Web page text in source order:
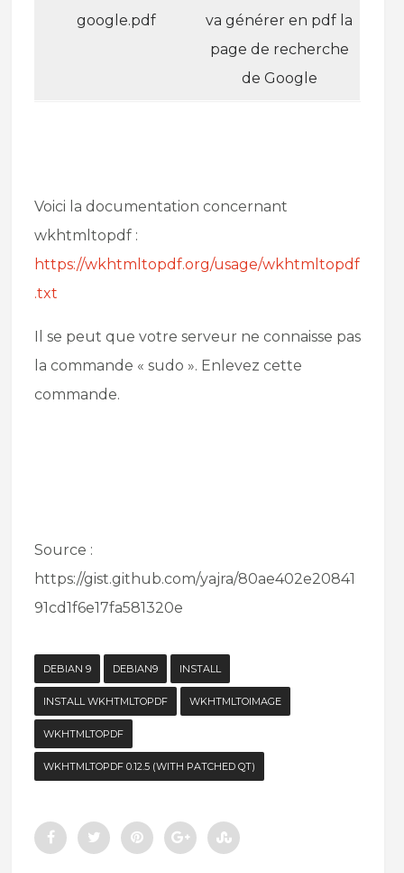
google.pdf
va générer en pdf la
page de recherche
de Google
Voici la documentation concernant
wkhtmltopdf :
https://wkhtmltopdf.org/usage/wkhtmltopdf
.txt
Il se peut que votre serveur ne connaisse pas
la commande « sudo ». Enlevez cette
commande.
Source :
https://gist.github.com/yajra/80ae402e20841
91cd1f6e17fa581320e
DEBIAN 9 DEBIAN9 INSTALL
INSTALL WKHTMLTOPDF WKHTMLTOIMAGE
WKHTMLTOPDF
WKHTMLTOPDF 0.12.5 (WITH PATCHED QT)